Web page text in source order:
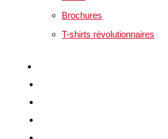
Brochures
T-shirts révolutionnaires